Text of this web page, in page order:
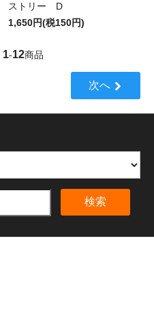
ストリー D
1,650円(税150円)
1-12商品
次へ
検索